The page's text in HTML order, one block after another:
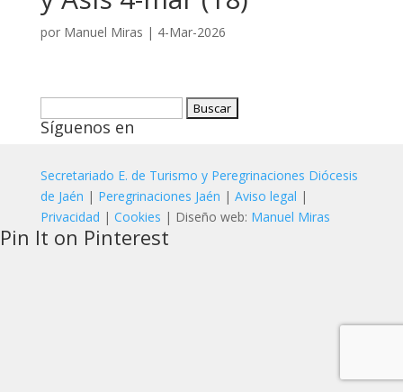
por Manuel Miras | 4-Mar-2026
Síguenos en
Secretariado E. de Turismo y Peregrinaciones Diócesis
de Jaén | Peregrinaciones Jaén | Aviso legal |
Privacidad | Cookies | Diseño web: Manuel Miras
Pin It on Pinterest